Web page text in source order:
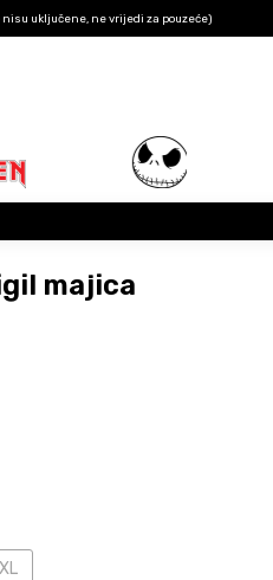
uključene, ne vrijedi za pouzeće)
majica